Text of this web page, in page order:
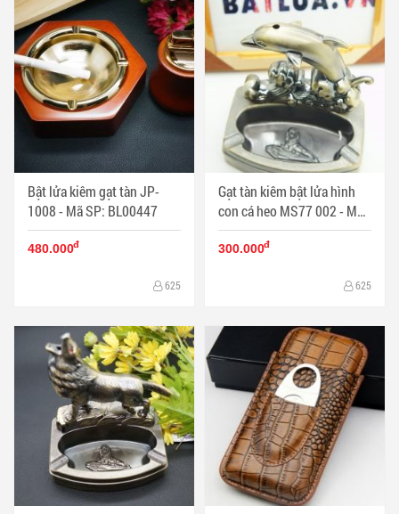
Bật lửa kiêm gạt tàn JP-
1008 - Mã SP: BL00447
480.000đ
625
Gạt tàn kiêm bật lửa hình
con cá heo MS77 002 - Mã
SP: BL00483
300.000đ
625